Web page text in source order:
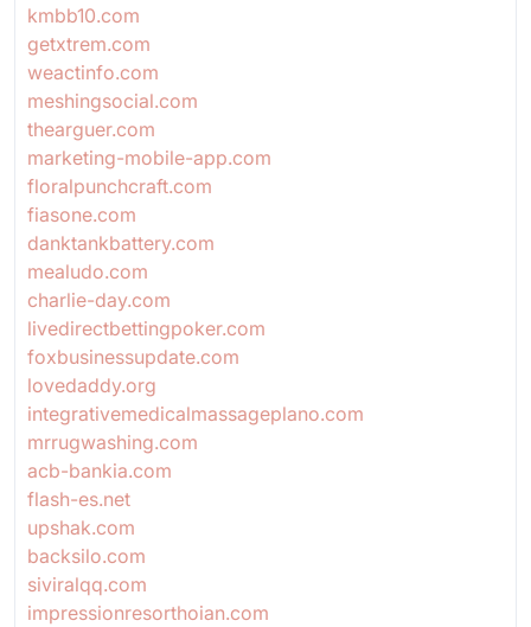
kmbb10.com
getxtrem.com
weactinfo.com
meshingsocial.com
thearguer.com
marketing-mobile-app.com
floralpunchcraft.com
fiasone.com
danktankbattery.com
mealudo.com
charlie-day.com
livedirectbettingpoker.com
foxbusinessupdate.com
lovedaddy.org
integrativemedicalmassageplano.com
mrrugwashing.com
acb-bankia.com
flash-es.net
upshak.com
backsilo.com
siviralqq.com
impressionresorthoian.com